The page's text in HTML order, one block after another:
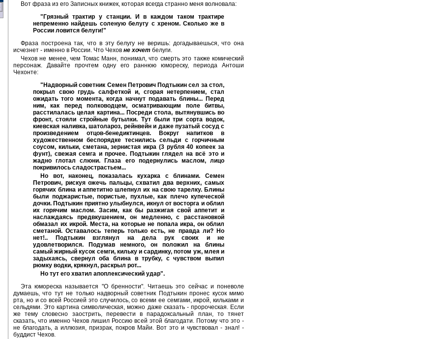
Вот фраза из его Записных книжек, которая всегда странно меня волновала:
"Грязный трактир у станции. И в каждом таком трактире
непременно найдешь соленую белугу с хреном. Сколько же в
России ловится белуги!"
Фраза построена так, что в эту белугу не веришь: догадываешься, что она
исчезнет - именно в России. Что Чехов не хочет белуги.
Чехов не менее, чем Томас Манн, понимал, что смерть это также комический
персонаж. Давайте прочтем одну его раннюю юмореску, периода Антоши
Чехонте:
"Надворный советник Семен Петрович Подтыкин сел за стол,
покрыл свою грудь салфеткой и, сгорая нетерпением, стал
ожидать того момента, когда начнут подавать блины... Перед
ним, как перед полководцем, осматривающим поле битвы,
расстилалась целая картина... Посреди стола, вытянувшись во
фронт, стояли стройные бутылки. Тут были три сорта водок,
киевская наливка, шатолароз, рейнвейн и даже пузатый сосуд с
произведением отцов-бенедиктинцев. Вокруг напитков в
художественном беспорядке теснились сельди с горчичным
соусом, кильки, сметана, зернистая икра (3 рубля 40 копеек за
фунт), свежая семга и прочее. Подтыкин глядел на всё это и
жадно глотал слюни. Глаза его подернулись маслом, лицо
покривилось сладострастьем...
Но вот, наконец, показалась кухарка с блинами. Семен
Петрович, рискуя ожечь пальцы, схватил два верхних, самых
горячих блина и аппетитно шлепнул их на свою тарелку. Блины
были поджаристые, пористые, пухлые, как плечо купеческой
дочки. Подтыкин приятно улыбнулся, икнул от восторга и облил
их горячим маслом. Засим, как бы разжигая свой аппетит и
наслаждаясь предвкушением, он медленно, с расстановкой
обмазал их икрой. Места, на которые не попала икра, он облил
сметаной. Оставалось теперь только есть, не правда ли? Но
нет!.. Подтыкин взглянул на дела рук своих и не
удовлетворился. Подумав немного, он положил на блины
самый жирный кусок семги, кильку и сардинку, потом уж, млея и
задыхаясь, свернул оба блина в трубку, с чувством выпил
рюмку водки, крякнул, раскрыл рот...
Но тут его хватил апоплексический удар".
Эта юмореска называется "О бренности". Читаешь это сейчас и поневоле
думаешь, что тут не только надворный советник Подтыкин пронес кусок мимо
рта, но и со всей Россией это случилось, со всеми ее семгами, икрой, кильками и
сельдями. Это картина символическая, можно даже сказать - пророческая. Если
же тему словесно заострить, перевести в парадоксальный план, то тянет
сказать, что именно Чехов лишил Россию всей этой благодати. Потому что это -
не благодать, а иллюзия, призрак, покров Майи. Вот это и чувствовал - знал! -
буддист Чехов.